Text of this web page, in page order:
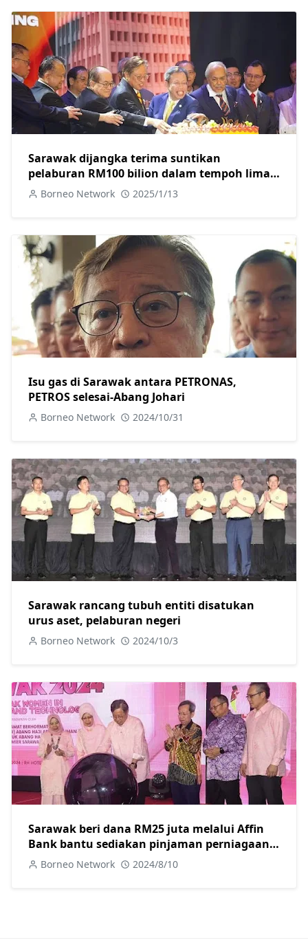
Sarawak dijangka terima suntikan
pelaburan RM100 bilion dalam tempoh lima
tahun akan datang
Borneo Network 2025/1/13
Isu gas di Sarawak antara PETRONAS,
PETROS selesai-Abang Johari
Borneo Network 2024/10/31
Sarawak rancang tubuh entiti disatukan
urus aset, pelaburan negeri
Borneo Network 2024/10/3
Sarawak beri dana RM25 juta melalui Affin
Bank bantu sediakan pinjaman perniagaan
khas untuk usahawan wanita
Borneo Network 2024/8/10